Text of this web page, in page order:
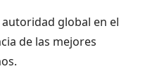
global en el
de las mejores